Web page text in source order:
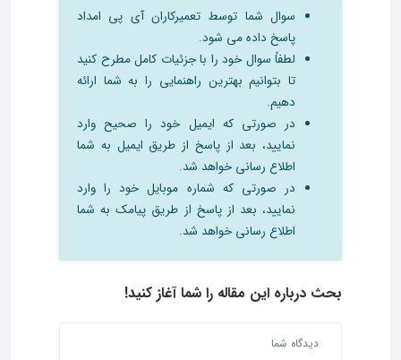
سوال شما توسط تعمیرکاران آی پی امداد
پاسخ داده می شود.
لطفاً سوال خود را با جزئیات کامل مطرح کنید
تا بتوانیم بهترین راهنمایی را به شما ارائه
دهیم.
در صورتی که ایمیل خود را صحیح وارد
نمایید، بعد از پاسخ از طریق ایمیل به شما
اطلاع رسانی خواهد شد.
در صورتی که شماره موبایل خود را وارد
نمایید، بعد از پاسخ از طریق پیامک به شما
اطلاع رسانی خواهد شد.
بحث درباره این مقاله را شما آغاز کنید!